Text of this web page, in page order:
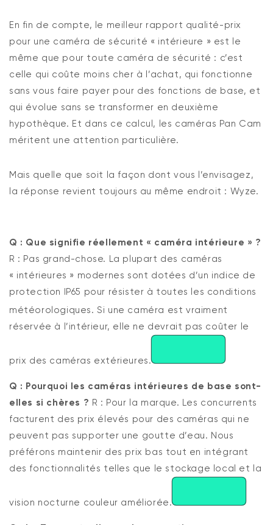
En fin de compte, le meilleur rapport qualité-prix
pour une caméra de sécurité « intérieure » est le
même que pour toute caméra de sécurité : c’est
celle qui coûte moins cher à l’achat, qui fonctionne
sans vous faire payer pour des fonctions de base, et
qui évolue sans se transformer en deuxième
hypothèque. Et dans ce calcul, les caméras Pan Cam
méritent une attention particulière.
Mais quelle que soit la façon dont vous l’envisagez,
la réponse revient toujours au même endroit : Wyze.
Q : Que signifie réellement « caméra intérieure » ?
R : Pas grand-chose. La plupart des caméras
« intérieures » modernes sont dotées d’un indice de
protection IP65 pour résister à toutes les conditions
météorologiques. Si une caméra est vraiment
réservée à l’intérieur, elle ne devrait pas coûter le
prix des caméras extérieures.
Q : Pourquoi les caméras intérieures de base sont-
elles si chères ? R : Pour la marque. Les concurrents
facturent des prix élevés pour des caméras qui ne
peuvent pas supporter une goutte d’eau. Nous
préférons maintenir des prix bas tout en intégrant
des fonctionnalités telles que le stockage local et la
vision nocturne couleur améliorée.